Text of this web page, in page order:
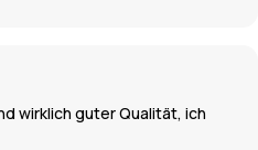
wirklich guter Qualität, ich